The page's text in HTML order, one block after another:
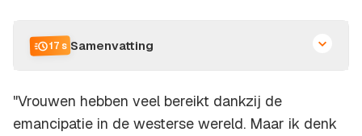
17 s Samenvatting
"Vrouwen hebben veel bereikt dankzij de
emancipatie in de westerse wereld. Maar ik denk